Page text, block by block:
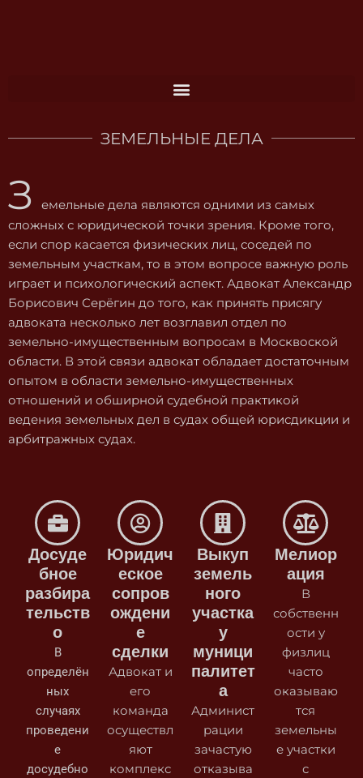
ЗЕМЕЛЬНЫЕ ДЕЛА
З
емельные дела являются одними из самых
сложных с юридической точки зрения. Кроме того,
если спор касается физических лиц, соседей по
земельным участкам, то в этом вопросе важную роль
играет и психологический аспект. Адвокат Александр
Борисович Серёгин до того, как принять присягу
адвоката несколько лет возглавил отдел по
земельно-имущественным вопросам в Москвоской
области. В этой связи адвокат обладает достаточным
опытом в области земельно-имущественных
отношений и обширной судебной практикой
ведения земельных дел в судах общей юрисдикции и
арбитражных судах.
Досуде
бное
разбира
тельств
о
В
определён
ных
случаях
проведени
е
досудебно
Юридич
еское
сопров
ождени
е
сделки
Адвокат и
его
команда
осуществл
яют
комплекс
Выкуп
земель
ного
участка
у
муници
палитет
а
Админист
рации
зачастую
отказыва
Мелиор
ация
В
собственн
ости у
физлиц
часто
оказываю
тся
земельны
е участки
с